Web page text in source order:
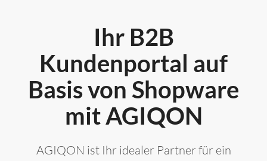
Ihr B2B
Kundenportal auf
Basis von Shopware
mit AGIQON
AGIQON ist Ihr idealer Partner für ein